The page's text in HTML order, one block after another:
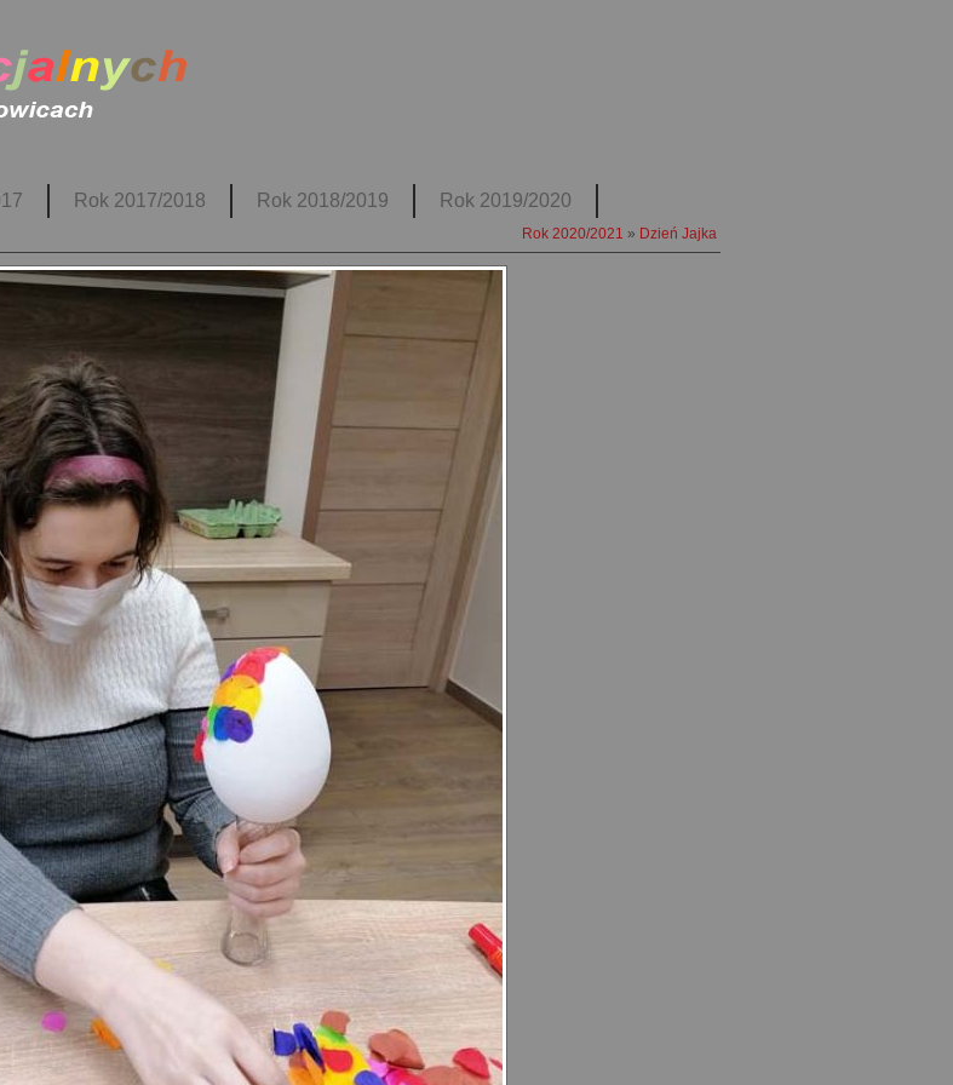
Rok 2017/2018 Rok 2018/2019
Rok 2019/2020
Rok 2020/2021 » Dzień Jajka